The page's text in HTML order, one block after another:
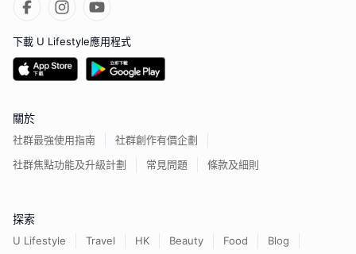
下載 U Lifestyle應用程式
關於
社群最強使用指南
社群創作有價企劃
社群焦點功能及升級計劃
常見問題 條款及細則
探索
U Lifestyle Travel HK Beauty Food
Blog